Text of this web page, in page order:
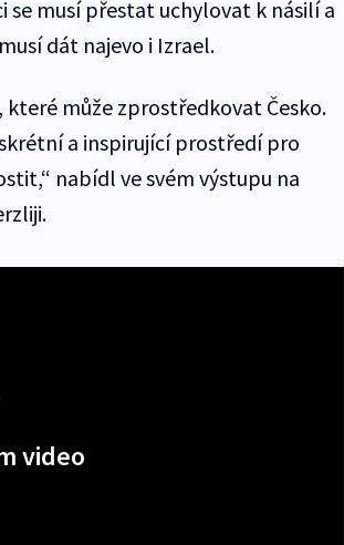
se musí přestat uchylovat k násilí a
dát najevo i Izrael.
může zprostředkovat Česko.
a inspirující prostředí pro
nabídl ve svém výstupu na
video